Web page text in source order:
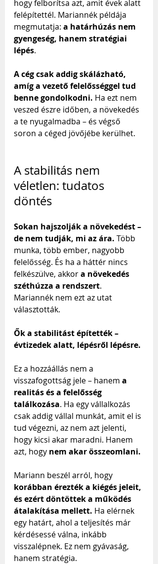
hogy felborítsa azt, amit évek alatt
felépítettél. Mariannék példája
megmutatja: a határhúzás nem
gyengeség, hanem stratégiai
lépés.
A cég csak addig skálázható,
amíg a vezető felelősséggel tud
benne gondolkodni. Ha ezt nem
veszed észre időben, a növekedés
a te nyugalmadba – és végső
soron a céged jövőjébe kerülhet.
A stabilitás nem
véletlen: tudatos
döntés
Sokan hajszolják a növekedést –
de nem tudják, mi az ára. Több
munka, több ember, nagyobb
felelősség. És ha a háttér nincs
felkészülve, akkor a növekedés
széthúzza a rendszert.
Mariannék nem ezt az utat
választották.
Ők a stabilitást építették –
évtizedek alatt, lépésről lépésre.
Ez a hozzáállás nem a
visszafogottság jele – hanem a
realitás és a felelősség
találkozása. Ha egy vállalkozás
csak addig vállal munkát, amit el is
tud végezni, az nem azt jelenti,
hogy kicsi akar maradni. Hanem
azt, hogy nem akar összeomlani.
Mariann beszél arról, hogy
korábban érezték a kiégés jeleit,
és ezért döntöttek a működés
átalakítása mellett. Ha elérnek
egy határt, ahol a teljesítés már
kérdésessé válna, inkább
visszalépnek. Ez nem gyávaság,
hanem stratégia.